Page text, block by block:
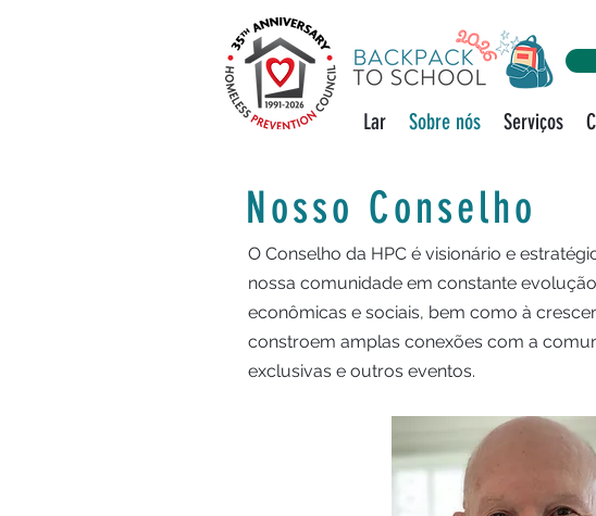
Lar Sobre nós Serviços
Nosso Conselho
O Conselho da HPC é visionário e
nossa comunidade em constante
econômicas e sociais, bem como à
constroem amplas conexões com a
exclusivas e outros eventos.